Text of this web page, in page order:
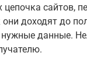
цепочка сайтов,
доходят до
данные.